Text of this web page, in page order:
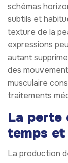
schémas
subtils et
texture de la
expressions
autant
des
musculaire
traitements
La perte
temps
La production